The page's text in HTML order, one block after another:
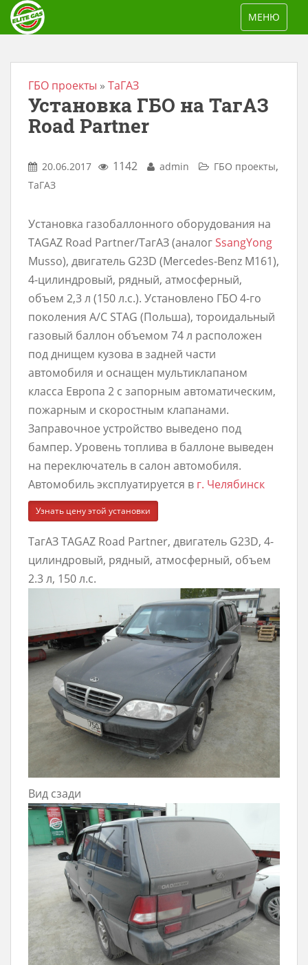
TOGGLE
МЕНЮ
ГБО проекты » ТаГАЗ
Установка ГБО на ТагАЗ
Road Partner
20.06.2017 1142 admin ГБО проекты,
ТаГАЗ
Установка газобаллонного оборудования на
TAGAZ Road Partner/ТагАЗ (аналогSsangYong
Musso), двигатель G23D (Mercedes-Benz M161),
4-цилиндровый, рядный, атмосферный,
объем 2,3 л (150 л.с.). Установлено ГБО 4-го
поколения A/C STAG (Польша), тороидальный
газовый баллон объемом 74 л расположен
под днищем кузова в задней части
автомобиля и оснащен мультиклапаном
класса Европа 2 с запорным автоматическим,
пожарным и скоростным клапанами.
Заправочное устройство выведено под
бампер. Уровень топлива в баллоне выведен
на переключатель в салон автомобиля.
Автомобиль эксплуатируется в г. Челябинск
Узнать цену этой установки
ТагАЗ TAGAZ Road Partner, двигатель G23D, 4-
цилиндровый, рядный, атмосферный, объем
2.3 л, 150 л.с.
Вид сзади